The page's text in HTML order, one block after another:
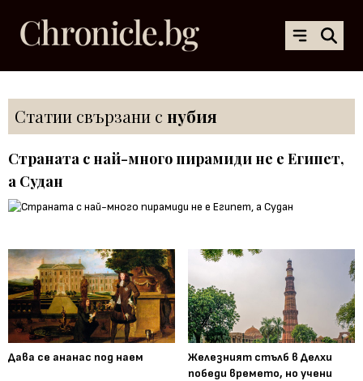
Статии свързани с нубия
Страната с най-много пирамиди не е Египет,
а Судан
Дава се ананас под наем
Железният стълб в Делхи
победи времето, но учени